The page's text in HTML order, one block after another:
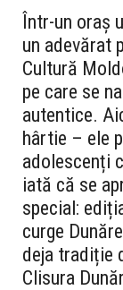
Într-un oraș
un adevărat
Cultură
pe care se
autentice.
hârtie – ele
adolescenți
iată că se
special:
curge
deja tradiție
Clisura